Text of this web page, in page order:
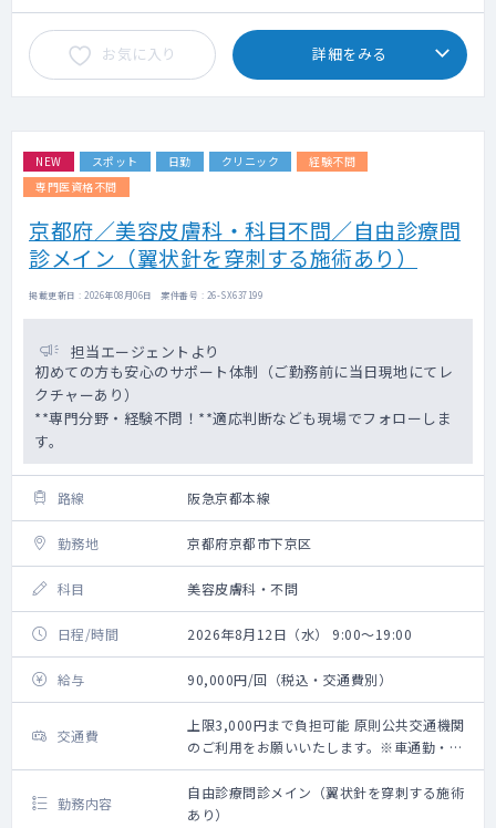
お気に入り 詳細をみる
NEW スポット 日勤 クリニック
経験不問
専門医資格不問
京都府／美容皮膚科・科目不問／自由診療問
診メイン（翼状針を穿刺する施術あり）
掲載更新日 : 2026年08月06日 案件番号 : 26-SX637199
担当エージェントより
初めての方も安心のサポート体制（ご勤務前に当日現地にてレ
クチャーあり）
**専門分野・経験不問！**適応判断なども現場でフォローしま
す。
路線 阪急京都本線
勤務地 京都府京都市下京区
科目 美容皮膚科・不問
日程/時間 2026年8月12日（水） 9:00～19:00
給与 90,000円/回（税込・交通費別）
交通費
上限3,000円まで負担可能 原則公共交通機関
のご利用をお願いいたします。※車通勤・タ
クシー利用要相談
勤務内容
自由診療問診メイン（翼状針を穿刺する施術
あり）